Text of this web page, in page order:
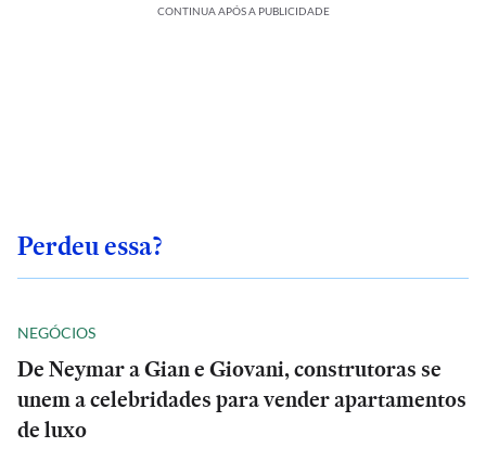
CONTINUA APÓS A PUBLICIDADE
Perdeu essa?
NEGÓCIOS
De Neymar a Gian e Giovani, construtoras se
unem a celebridades para vender apartamentos
de luxo